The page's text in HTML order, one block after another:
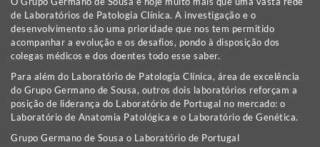
de Laboratórios de Patologia Clínica. A investigação e o
desenvolvimento são uma prioridade que nos tem permitido
acompanhar a evolução e os desafios, pondo à disposição dos
colegas médicos e dos doentes todo esse saber.
Para além do Laboratório de Patologia Clínica, área de excelência
do Grupo Germano de Sousa, outros dois laboratórios reforçam a
posição de liderança do Laboratório de Portugal no mercado: o
Laboratório de Anatomia Patológica e o Laboratório de Genética.
Grupo Germano de Sousa o Laboratório de Portugal